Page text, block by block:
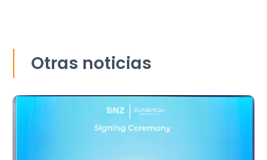
Otras noticias